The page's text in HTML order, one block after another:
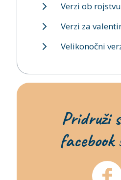
Verzi ob rojstvu
Verzi za
Velikonočni
Pridruži